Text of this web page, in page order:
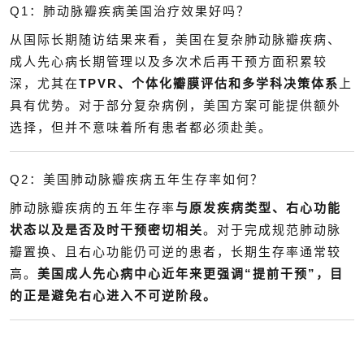
Q1：肺动脉瓣疾病美国治疗效果好吗？
从国际长期随访结果来看，美国在复杂肺动脉瓣疾病、
成人先心病长期管理以及多次术后再干预方面积累较
深，尤其在TPVR、个体化瓣膜评估和多学科决策体系 上
具有优势。对于部分复杂病例，美国方案可能提供额外
选择，但并不意味着所有患者都必须赴美。
Q2：美国肺动脉瓣疾病五年生存率如何？
肺动脉瓣疾病的五年生存率与原发疾病类型、右心功能
状态以及是否及时干预密切相关。对于完成规范肺动脉
瓣置换、且右心功能仍可逆的患者，长期生存率通常较
高。 美国成人先心病中心近年来更强调“提前干预”，目
的正是避免右心进入不可逆阶段。